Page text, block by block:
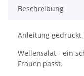
Beschreibung
Anleitung gedruckt,
Wellensalat - ein
Frauen passt.